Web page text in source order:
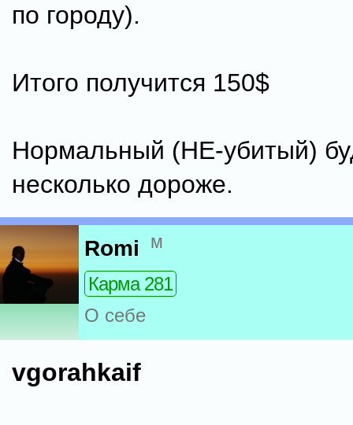
по городу).
Итого получится 150$
Нормальный (НЕ-убитый)
несколько дороже.
Romi м
Карма 281
О себе
vgorahkaif